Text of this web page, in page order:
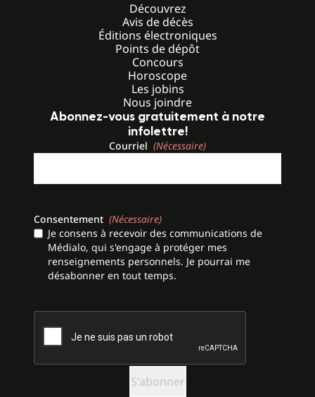
Découvrez
Avis de décès
Éditions électroniques
Points de dépôt
Concours
Horoscope
Les jobins
Nous joindre
Abonnez-vous gratuitement à notre
infolettre!
Courriel (Nécessaire)
Consentement (Nécessaire)
Je consens à recevoir des communications de
Médialo, qui s'engage à protéger mes
renseignements personnels. Je pourrai me
désabonner en tout temps.
CAPTCHA